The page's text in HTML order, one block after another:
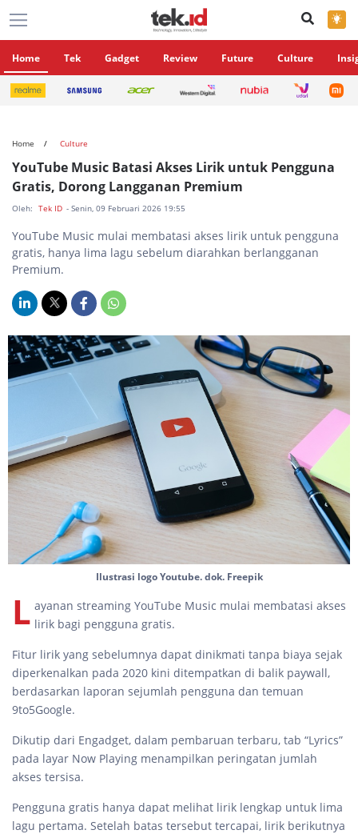
×
Home Tek Gadget Review Future Culture
Home Culture
YouTube Music Batasi Akses Lirik untuk Pengguna
Gratis, Dorong Langganan Premium
Oleh: Tek ID - Senin, 09 Februari 2026 19:55
YouTube Music mulai membatasi akses lirik untuk pengguna
gratis, hanya lima lagu sebelum diarahkan berlangganan
Premium.
Ilustrasi logo Youtube. dok. Freepik
L ayanan streaming YouTube Music mulai membatasi akses
lirik bagi pengguna gratis.
Fitur lirik yang sebelumnya dapat dinikmati tanpa biaya sejak
diperkenalkan pada 2020 kini ditempatkan di balik paywall,
berdasarkan laporan sejumlah pengguna dan temuan
9to5Google.
Dikutip dari Engadget, dalam pembaruan terbaru, tab “Lyrics”
pada layar Now Playing menampilkan peringatan jumlah
akses tersisa.
Pengguna gratis hanya dapat melihat lirik lengkap untuk lima
lagu pertama. Setelah batas tersebut tercapai, lirik berikutnya